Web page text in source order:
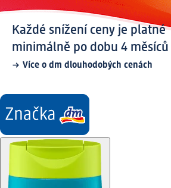
Každé snížení ceny je platné
minimálně po dobu 4 měsíců
Více o dm dlouhodobých cenách